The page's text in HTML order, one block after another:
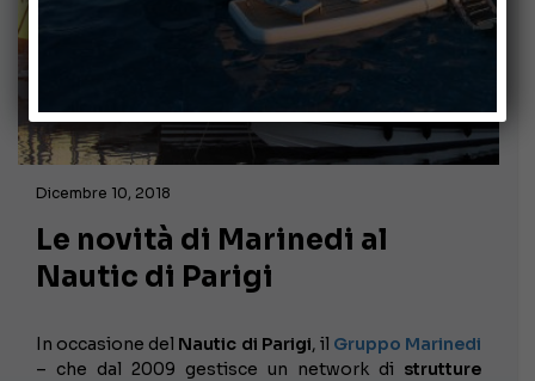
Dicembre 10, 2018
Le novità di Marinedi al
Nautic di Parigi
In occasione del Nautic di Parigi, il Gruppo Marinedi
– che dal 2009 gestisce un network di strutture